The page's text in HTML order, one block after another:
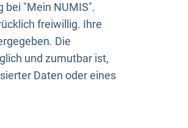
bei "Mein NUMIS".
freiwillig. Ihre
Die
und zumutbar ist,
Daten oder eines